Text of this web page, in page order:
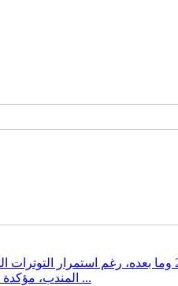
أبقت وكالة ستاندرد آند بورز للتصنيفات الائتمانية على توقعاتها لأسعار
المندب، مؤكدة أن حركة الشحن وتدفقات الطاقة ستظل دون مستوياتها ...